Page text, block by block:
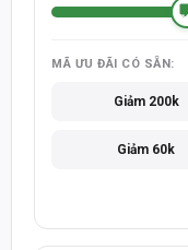
MÃ ƯU ĐÃI CÓ SẴN:
Giảm 200k
Giảm 60k